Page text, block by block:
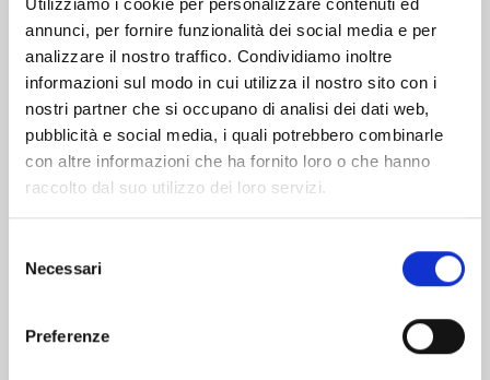
annunci, per fornire funzionalità dei social media e per
analizzare il nostro traffico. Condividiamo inoltre
informazioni sul modo in cui utilizza il nostro sito con i
nostri partner che si occupano di analisi dei dati web,
pubblicità e social media, i quali potrebbero combinarle
con altre informazioni che ha fornito loro o che hanno
raccolto dal suo utilizzo dei loro servizi.
delNecessari
Preferenze
Altri volumi della serie